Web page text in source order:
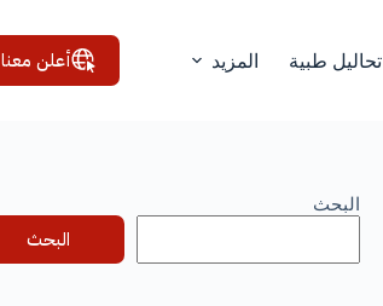
تحاليل طبية المزيد أعلن معنا
البحث
البحث